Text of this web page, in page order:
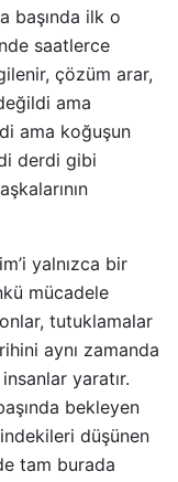
başında ilk o
saatlerce
çözüm arar,
ama
ama koğuşun
derdi gibi
yalnızca bir
mücadele
tutuklamalar
aynı zamanda
yaratır.
bekleyen
düşünen
tam burada